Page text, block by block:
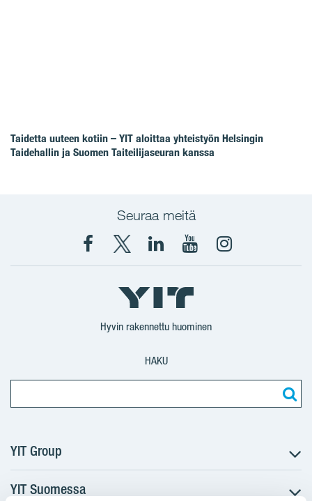
Taidetta uuteen kotiin – YIT aloittaa yhteistyön Helsingin
Taidehallin ja Suomen Taiteilijaseuran kanssa
Seuraa meitä
Facebook
X
YIT
Suomi
YIT
Corporation
YIT
Corporation
Instagram
Hyvin rakennettu huominen
HAKU
YIT Group
Tietoa YIT:stä
YIT Suomessa